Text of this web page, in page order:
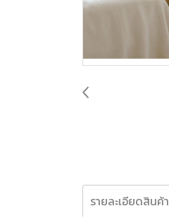
รายละเอียดสินค้า